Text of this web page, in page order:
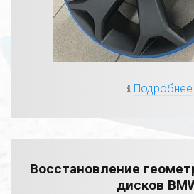
Подробнее
Восстановление
дисков